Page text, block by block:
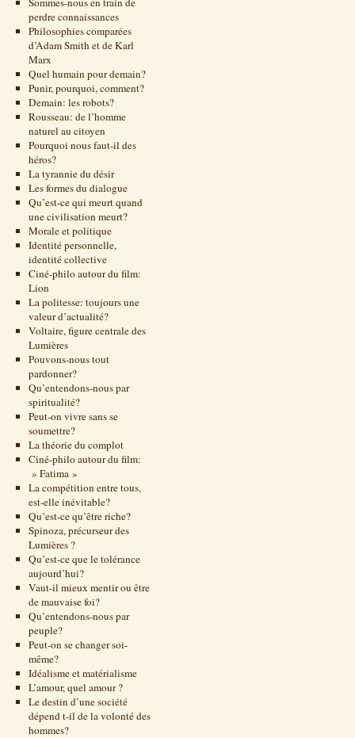
perdre connaissances
Philosophies comparées
d’Adam Smith et de Karl
Marx
Quel humain pour demain?
Punir, pourquoi, comment?
Demain: les robots?
Rousseau: de l’homme
naturel au citoyen
Pourquoi nous faut-il des
héros?
La tyrannie du désir
Les formes du dialogue
Qu’est-ce qui meurt quand
une civilisation meurt?
Morale et politique
Identité personnelle,
identité collective
Ciné-philo autour du film:
Lion
La politesse: toujours une
valeur d’actualité?
Voltaire, figure centrale des
Lumières
Pouvons-nous tout
pardonner?
Qu’entendons-nous par
spiritualité?
Peut-on vivre sans se
soumettre?
La théorie du complot
Ciné-philo autour du film:
» Fatima »
La compétition entre tous,
est-elle inévitable?
Qu’est-ce qu’être riche?
Spinoza, précurseur des
Lumières ?
Qu’est-ce que le tolérance
aujourd’hui?
Vaut-il mieux mentir ou être
de mauvaise foi?
Qu’entendons-nous par
peuple?
Peut-on se changer soi-
même?
Idéalisme et matérialisme
L’amour, quel amour ?
Le destin d’une société
dépend t-il de la volonté des
hommes?